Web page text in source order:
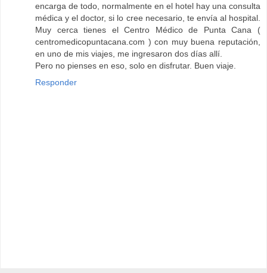
encarga de todo, normalmente en el hotel hay una consulta
médica y el doctor, si lo cree necesario, te envía al hospital.
Muy cerca tienes el Centro Médico de Punta Cana (
centromedicopuntacana.com ) con muy buena reputación,
en uno de mis viajes, me ingresaron dos días allí.
Pero no pienses en eso, solo en disfrutar. Buen viaje.
Responder